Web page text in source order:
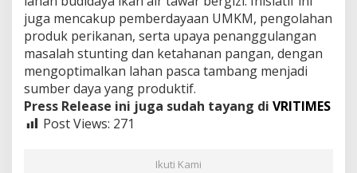
juga mencakup pemberdayaan UMKM, pengolahan
produk perikanan, serta upaya penanggulangan
masalah stunting dan ketahanan pangan, dengan
mengoptimalkan lahan pasca tambang menjadi
sumber daya yang produktif.
Press Release ini juga sudah tayang di VRITIMES
Post Views: 271
Ikuti Kami